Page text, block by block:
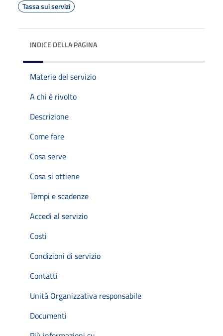
Tassa sui servizi
INDICE DELLA PAGINA
Materie del servizio
A chi è rivolto
Descrizione
Come fare
Cosa serve
Cosa si ottiene
Tempi e scadenze
Accedi al servizio
Costi
Condizioni di servizio
Contatti
Unità Organizzativa responsabile
Documenti